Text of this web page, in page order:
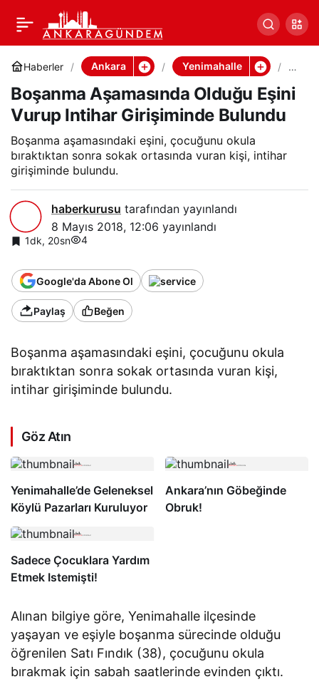
Haberler Ankara Yenimahalle
Bo
n
m
a
Boşanma Aşamasında Olduğu Eşini
Vurup Intihar Girişiminde Bulundu
Boşanma aşamasındaki eşini, çocuğunu okula
bıraktıktan sonra sokak ortasında vuran kişi, intihar
girişiminde bulundu.
haberkurusu tarafından yayınlandı
8 Mayıs 2018, 12:06 yayınlandı
1dk, 20sn 4
Google'da Abone Ol
Paylaş Beğen
Boşanma aşamasındaki eşini, çocuğunu okula
bıraktıktan sonra sokak ortasında vuran kişi,
intihar girişiminde bulundu.
Göz Atın
Yenimahalle’de Geleneksel
Köylü Pazarları Kuruluyor
Ankara’nın Göbeğinde
Obruk!
Sadece Çocuklara Yardım
Etmek Istemişti!
Alınan bilgiye göre, Yenimahalle ilçesinde
yaşayan ve eşiyle boşanma sürecinde olduğu
öğrenilen Satı Fındık (38), çocuğunu okula
bırakmak için sabah saatlerinde evinden çıktı.
Boşanma Aşamasında
Olduğu Eşini Vurup
Intihar Girişiminde
Bulundu
Paylaş